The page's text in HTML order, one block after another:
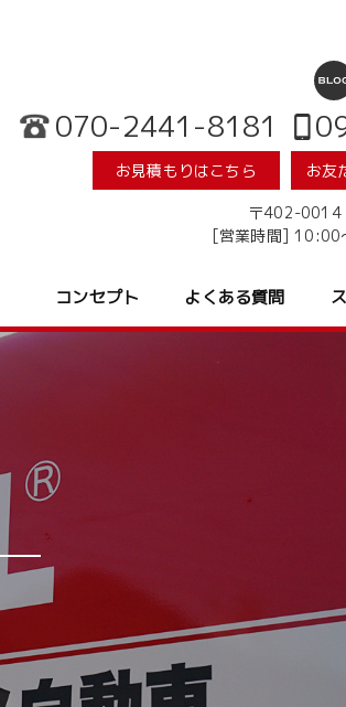
070-2441-8181
お見積もりはこちら
お友
〒402-0014
[営業時間] 10:00
コンセプト よくある質問